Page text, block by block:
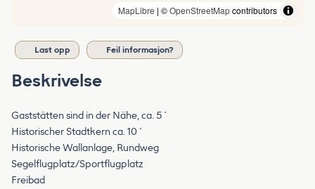
MapLibre | ©OpenStreetMapcontributors
Last opp Feil informasjon?
Beskrivelse
Gaststätten sind in der Nähe, ca. 5´
Historischer Stadtkern ca. 10´
Historische Wallanlage, Rundweg
Segelflugplatz/Sportflugplatz
Freibad